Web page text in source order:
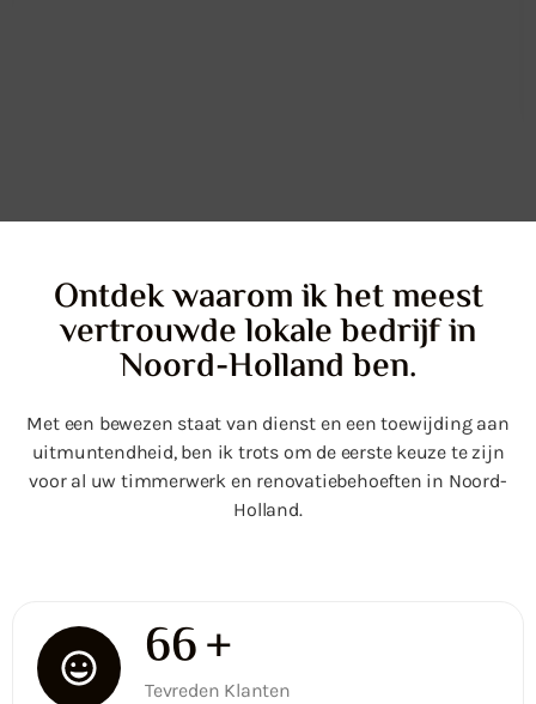
Ontdek waarom ik het meest
vertrouwde lokale bedrijf in
Noord-Holland ben.
Met een bewezen staat van dienst en een toewijding aan
uitmuntendheid, ben ik trots om de eerste keuze te zijn
voor al uw timmerwerk en renovatiebehoeften in Noord-
Holland.
100+
Tevreden Klanten